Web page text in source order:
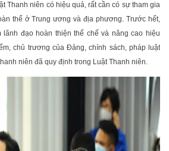
Thanh niên có hiệu quả, rất cần có sự tham gia
thể ở Trung ương và địa phương. Trước hết,
lãnh đạo hoàn thiện thể chế và nâng cao hiệu
chủ trương của Đảng, chính sách, pháp luật
niên đã quy định trong Luật Thanh niên.